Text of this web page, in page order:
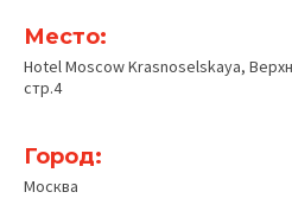
Место:
Hotel Moscow Krasnoselskaya,
стр.4
Город:
Москва